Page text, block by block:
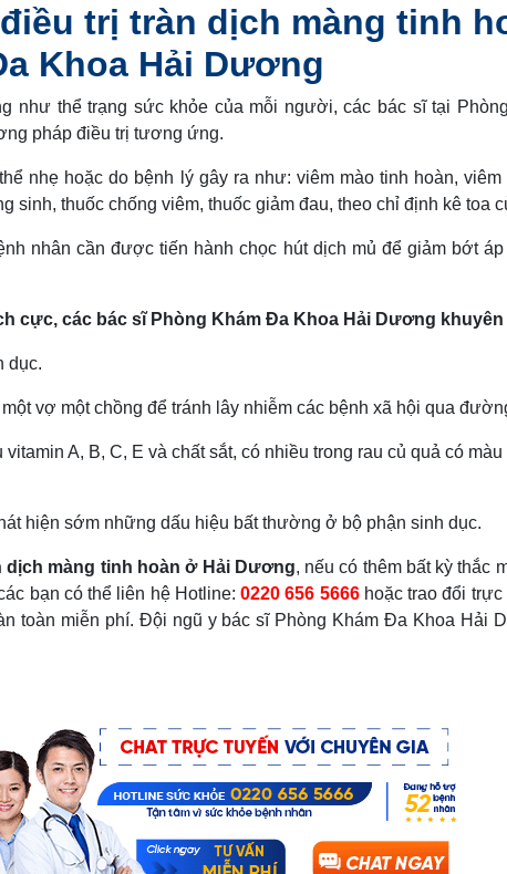
trị tràn dịch màng tinh
Khoa Hải Dương
như thể trạng sức khỏe của mỗi người, các bác sĩ tại
pháp điều trị tương ứng.
nhẹ hoặc do bệnh lý gây ra như: viêm mào tinh hoàn,
sinh, thuốc chống viêm, thuốc giảm đau, theo chỉ định kê toa
nhân cần được tiến hành chọc hút dịch mủ để giảm bớt
cực, các bác sĩ Phòng Khám Đa Khoa Hải Dương
dục.
vợ một chồng để tránh lây nhiễm các bệnh xã hội qua
A, B, C, E và chất sắt, có nhiều trong rau củ quả có
hiện sớm những dấu hiệu bất thường ở bộ phận sinh dục.
dịch màng tinh hoàn ở Hải Dương, nếu có thêm bất kỳ thắc
bạn có thể liên hệ Hotline:0220 656 5666hoặc trao đổi trực
toàn miễn phí. Đội ngũ y bác sĩ Phòng Khám Đa Khoa Hải